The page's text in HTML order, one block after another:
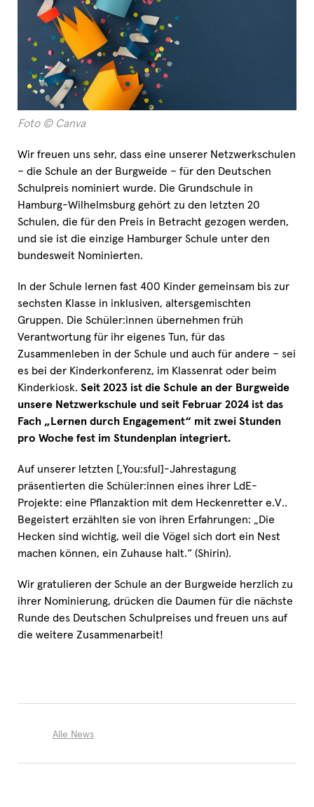
Foto © Canva
Wir freuen uns sehr, dass eine unserer Netzwerkschulen
– die Schule an der Burgweide – für den Deutschen
Schulpreis nominiert wurde. Die Grundschule in
Hamburg-Wilhelmsburg gehört zu den letzten 20
Schulen, die für den Preis in Betracht gezogen werden,
und sie ist die einzige Hamburger Schule unter den
bundesweit Nominierten.
In der Schule lernen fast 400 Kinder gemeinsam bis zur
sechsten Klasse in inklusiven, altersgemischten
Gruppen. Die Schüler:innen übernehmen früh
Verantwortung für ihr eigenes Tun, für das
Zusammenleben in der Schule und auch für andere – sei
es bei der Kinderkonferenz, im Klassenrat oder beim
Kinderkiosk. Seit 2023 ist die Schule an der Burgweide
unsere Netzwerkschule und seit Februar 2024 ist das
Fach „Lernen durch Engagement“ mit zwei Stunden
pro Woche fest im Stundenplan integriert.
Auf unserer letzten [‚You:sful]-Jahrestagung
präsentierten die Schüler:innen eines ihrer LdE-
Projekte: eine Pflanzaktion mit dem Heckenretter e.V..
Begeistert erzählten sie von ihren Erfahrungen: „Die
Hecken sind wichtig, weil die Vögel sich dort ein Nest
machen können, ein Zuhause halt.“ (Shirin).
Wir gratulieren der Schule an der Burgweide herzlich zu
ihrer Nominierung, drücken die Daumen für die nächste
Runde des Deutschen Schulpreises und freuen uns auf
die weitere Zusammenarbeit!
Alle News